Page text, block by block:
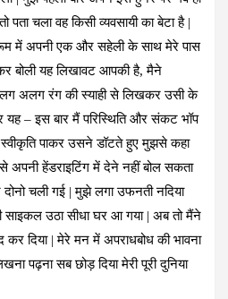
पता चला वह किसी व्यवसायी का बेटा है |
में अपनी एक और सहेली के साथ मेरे पास
बोली यह लिखावट आपकी है, मैने
अलग रंग की स्याही से लिखकर उसी के
यह – इस बार मैं परिस्थिति और संकट भॉप
स्वीकृति पाकर उसने डॉटते हुए मुझसे कहा
हेंडराइटिंग में देने नहीं बोल सकता
चली गई | मुझे लगा उफनती नदिया
उठा सीधा घर आ गया | अब तो मैंने
कर दिया | मेरे मन में अपराधबोध की भावना
पढ़ना सब छोड़ दिया मेरी पूरी दुनिया